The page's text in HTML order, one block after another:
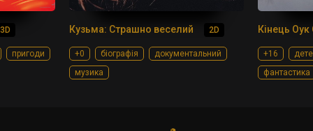
3D
пригоди
Кузьма: Страшно веселий 2D
+0 біографія
документальний
музика
Кінець Оук
+16
фантастика